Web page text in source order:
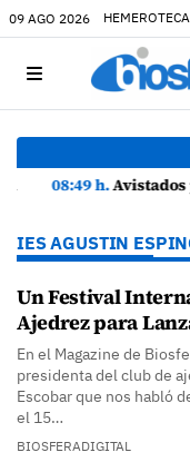
09 AGO 2026 HEMEROTECA
08:49 h.Avistados pollos jóvenes de
IES AGUSTIN
Un Festival
Ajedrez para
En el Magazine de
presidenta del club de
Escobar que nos habló
el 15…
BIOSFERADIGITAL